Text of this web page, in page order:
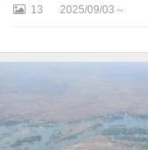
13 2025/09/03～